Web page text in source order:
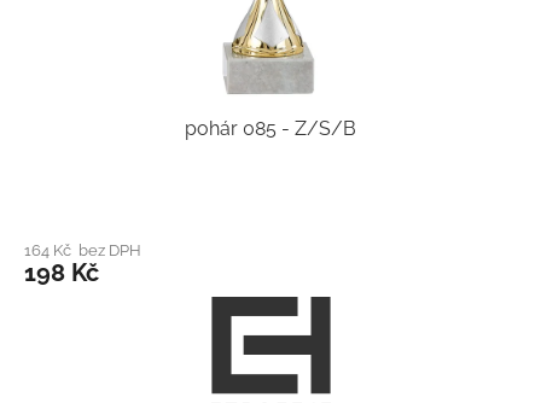
pohár 085 - Z/S/B
164 Kč bez DPH
198 Kč